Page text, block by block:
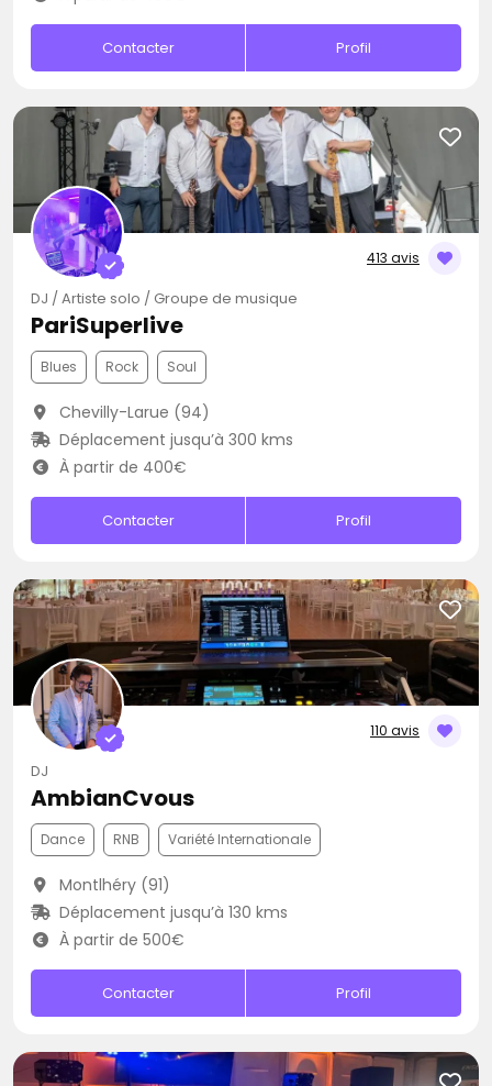
Contacter Profil
413 avis
DJ / Artiste solo / Groupe de musique
PariSuperlive
Blues Rock Soul
Chevilly-Larue (94)
Déplacement jusqu’à 300 kms
À partir de 400€
Contacter Profil
110 avis
DJ
AmbianCvous
Dance RNB Variété Internationale
Montlhéry (91)
Déplacement jusqu’à 130 kms
À partir de 500€
Contacter Profil